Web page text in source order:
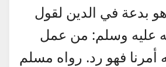
بدعة في الدين لقول
عليه وسلم: من عمل
أمرنا فهو رد. رواه مسلم